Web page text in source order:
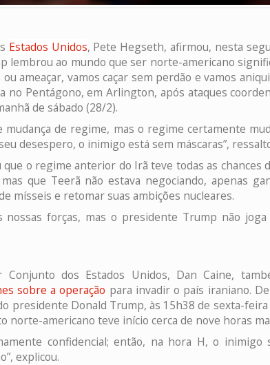
Estados Unidos, Pete Hegseth, afirmou, nesta
lembrou ao mundo que ser norte-americano
ameaçar, vamos caçar sem perdão e vamos
no Pentágono, em Arlington, após ataques
de sábado (28/2).
mudança de regime, mas o regime certamente
desespero, o inimigo está sem máscaras”,
o regime anterior do Irã teve todas as chances
que Teerã não estava negociando, apenas
mísseis e retomar suas ambições nucleares.
nossas forças, mas o presidente Trump não
Conjunto dos Estados Unidos, Dan Caine,
sobre a operação para invadir o país iraniano.
presidente Donald Trump, às 15h38 de sexta-
norte-americano teve início cerca de nove horas
confidencial; então, na hora H, o inimigo
explicou.